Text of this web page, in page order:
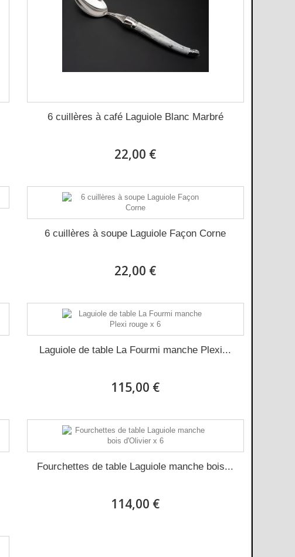
6 cuillères à café Laguiole Blanc Marbré
22,00 €
6 cuillères à soupe Laguiole Façon Corne
22,00 €
Laguiole de table La Fourmi manche Plexi...
115,00 €
Fourchettes de table Laguiole manche bois...
114,00 €